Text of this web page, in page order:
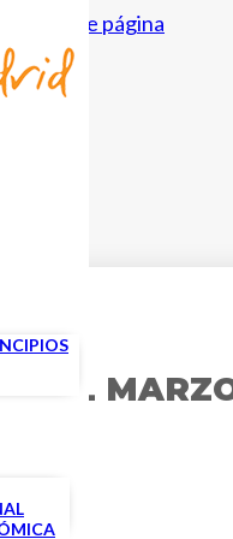
al pie de página